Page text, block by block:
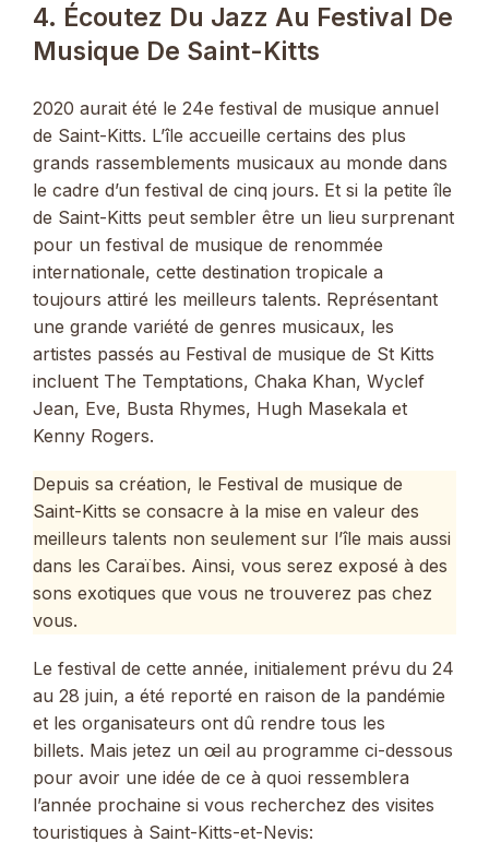
4. Écoutez Du Jazz Au Festival De
Musique De Saint-Kitts
2020 aurait été le 24e festival de musique annuel
de Saint-Kitts. L’île accueille certains des plus
grands rassemblements musicaux au monde dans
le cadre d’un festival de cinq jours. Et si la petite île
de Saint-Kitts peut sembler être un lieu surprenant
pour un festival de musique de renommée
internationale, cette destination tropicale a
toujours attiré les meilleurs talents. Représentant
une grande variété de genres musicaux, les
artistes passés au Festival de musique de St Kitts
incluent The Temptations, Chaka Khan, Wyclef
Jean, Eve, Busta Rhymes, Hugh Masekala et
Kenny Rogers.
Depuis sa création, le Festival de musique de
Saint-Kitts se consacre à la mise en valeur des
meilleurs talents non seulement sur l’île mais aussi
dans les Caraïbes. Ainsi, vous serez exposé à des
sons exotiques que vous ne trouverez pas chez
vous.
Le festival de cette année, initialement prévu du 24
au 28 juin, a été reporté en raison de la pandémie
et les organisateurs ont dû rendre tous les
billets. Mais jetez un œil au programme ci-dessous
pour avoir une idée de ce à quoi ressemblera
l’année prochaine si vous recherchez des visites
touristiques à Saint-Kitts-et-Nevis: